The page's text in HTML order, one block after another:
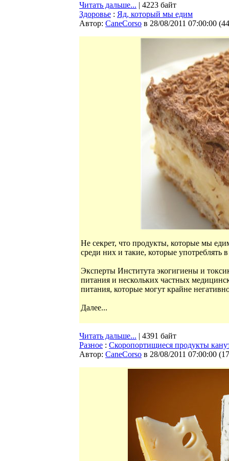
Читать дальше... | 4223 байт
Здоровье : Яд, который мы едим
Автор: CaneCorso в 28/08/2011 07:00:00 (
Не секрет, что продукты, которые мы
среди них и такие, которые употреблять
Эксперты Института экогигиены и
питания и нескольких частных
питания, которые могут крайне
Далее...
Читать дальше... | 4391 байт
Разное : Скоропортищиеся продукты
Автор: CaneCorso в 28/08/2011 07:00:00 (